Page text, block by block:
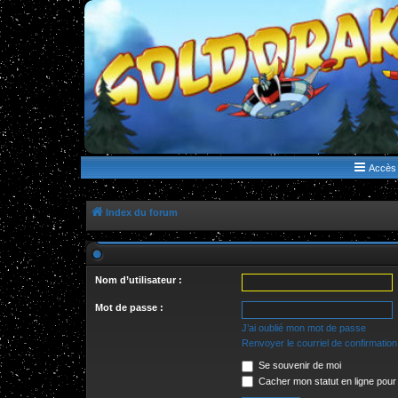
WWW.GOLDORAKGO.COM
le site de la Lune Rouge
Accès
Index du forum
Nom d’utilisateur :
Mot de passe :
J’ai oublié mon mot de passe
Renvoyer le courriel de confirmation
Se souvenir de moi
Cacher mon statut en ligne